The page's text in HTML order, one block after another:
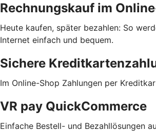
Rechnungskauf im
Heute kaufen, später bezahlen: So
Internet einfach und bequem.
Sichere
Im Online-Shop Zahlungen per
VR pay QuickCommerce
Einfache Bestell- und Bezahllösungen